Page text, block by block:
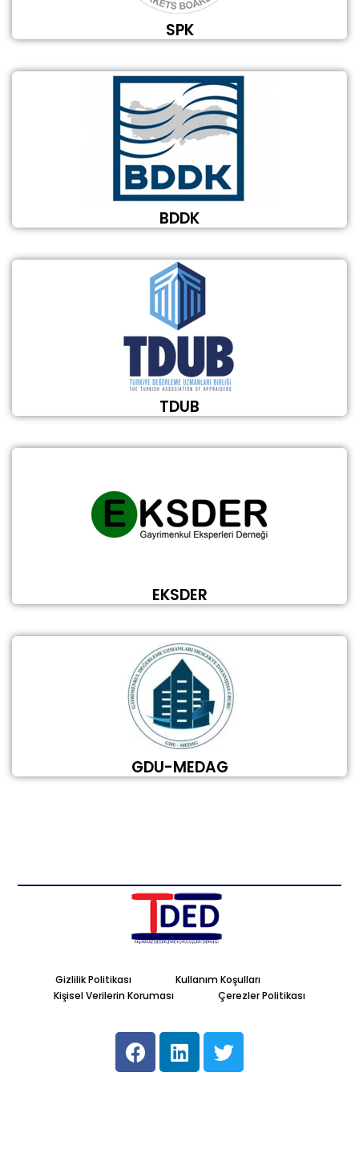
SPK
BDDK
TDUB
EKSDER
GDU-MEDAG
Gizlilik Politikası
Kullanım Koşulları
Kişisel Verilerin Koruması
Çerezler Politikası